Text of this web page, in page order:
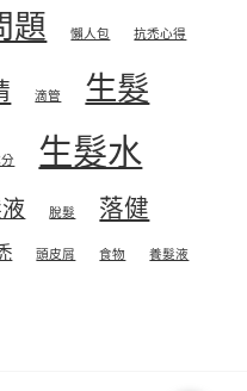
題 懶人包 抗禿心得
滴管 生髮
生髮水
脫髮 落健
頭皮屑 食物 養髮液